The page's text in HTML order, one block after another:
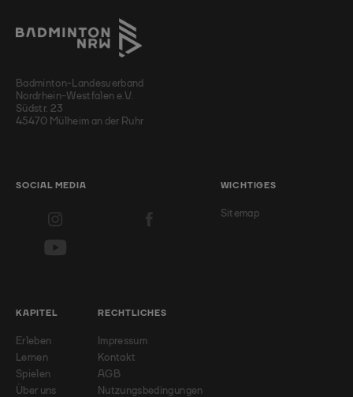
Badminton-Landesverband
Nordrhein-Westfalen e.V.
Südstr. 23
45470 Mülheim an der Ruhr
SOCIAL MEDIA WICHTIGES
Sitemap
KAPITEL
Erleben
Lernen
Spielen
Über uns
RECHTLICHES
Impressum
Kontakt
AGB
Nutzungsbedingungen